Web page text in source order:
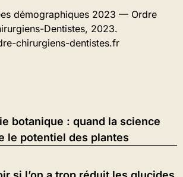
démographiques 2023 — Ordre
Dentistes, 2023.
chirurgiens-dentistes.fr
botanique : quand la science
le potentiel des plantes